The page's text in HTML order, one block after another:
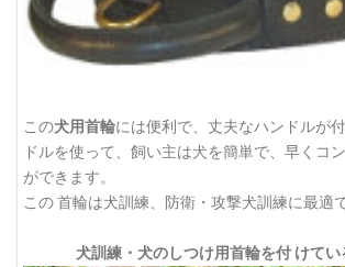
この犬用首輪には便利で、丈夫なハンドルが
ドルを使って、飼い主は犬を簡単で、早くコ
ができます。
この 首輪は犬訓練、防衛・攻撃犬訓練に最適で
犬訓練・犬のしつけ用首輪を付 けてい